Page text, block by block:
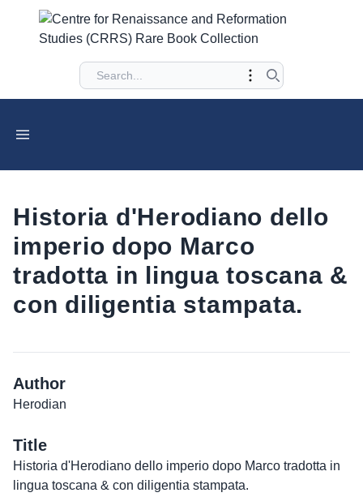
Historia d'Herodiano dello
imperio dopo Marco
tradotta in lingua toscana &
con diligentia stampata.
Author
Herodian
Title
Historia d'Herodiano dello imperio dopo Marco tradotta in
lingua toscana & con diligentia stampata.